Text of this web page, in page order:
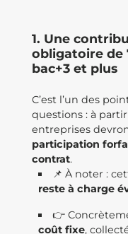
1. Une
obligatoire de
bac+3 et plus
C’est l’un des
questions : à
entreprises
participation
contrat.
📌 À noter :
reste à charge
👉
coût fixe,